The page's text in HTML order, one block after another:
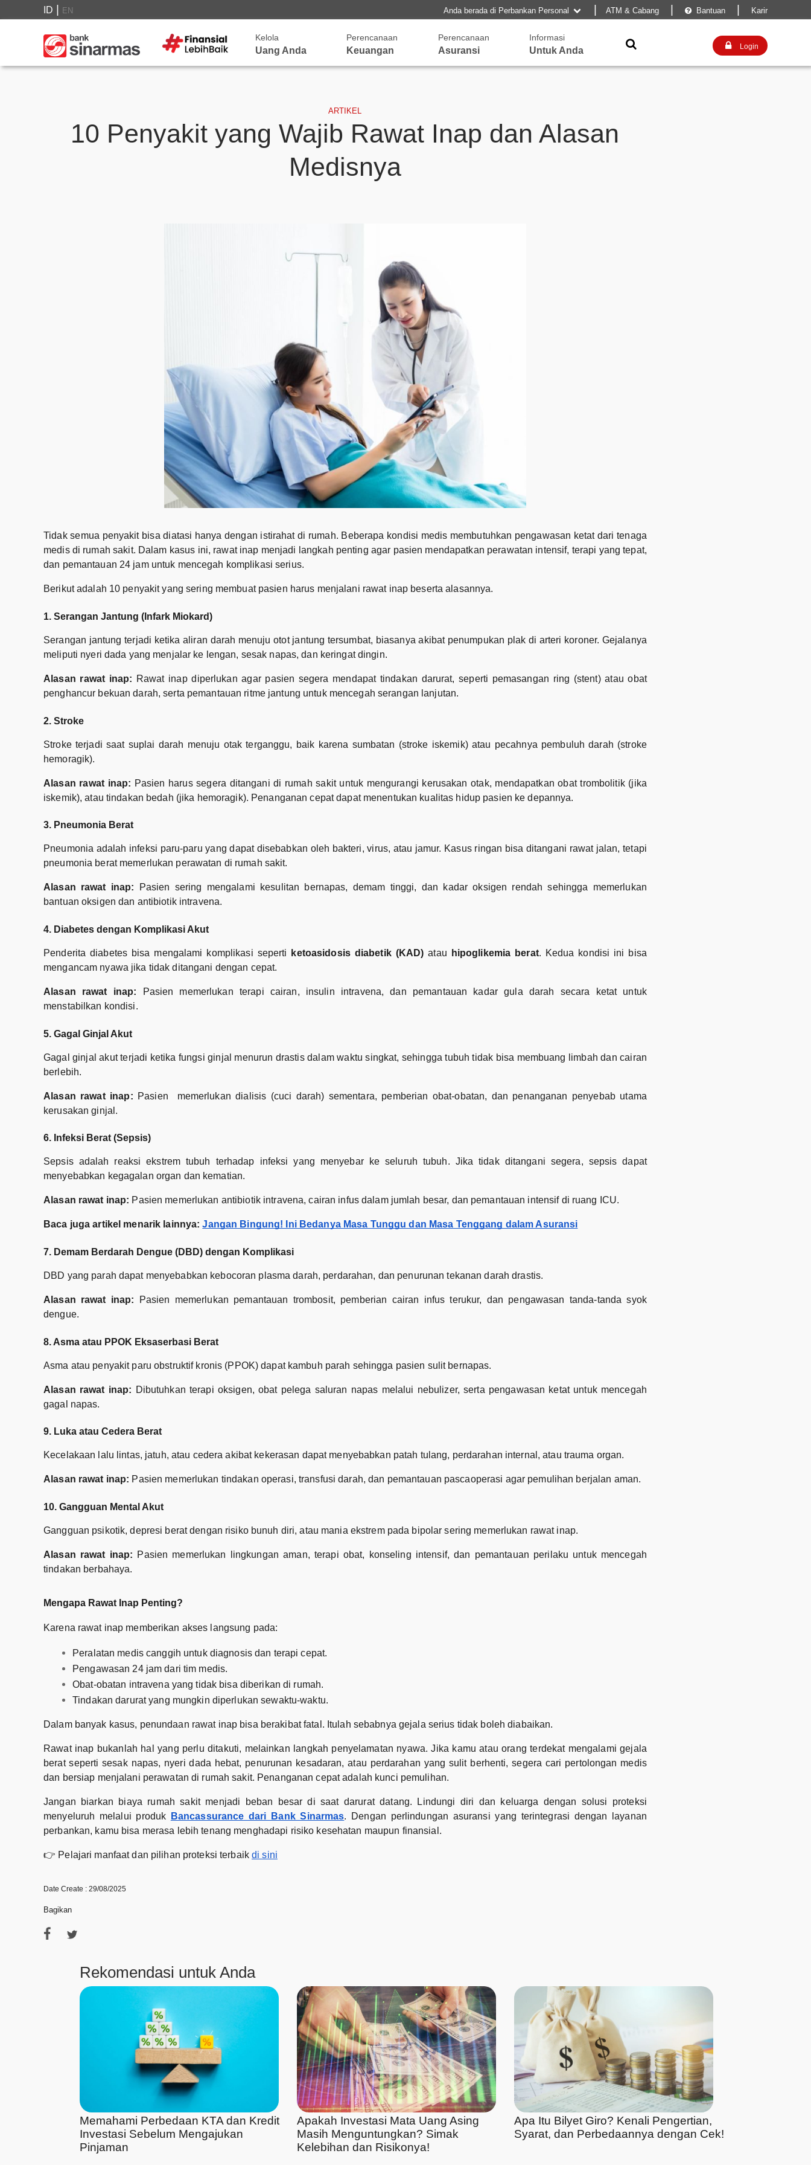
ID EN Anda berada di Perbankan Personal  |ATM & Cabang  Bantuan Karir
Kelola
Uang Anda
Perencanaan
Keuangan
Perencanaan
Asuransi
Informasi
Untuk Anda
  Login
ARTIKEL
10 Penyakit yang Wajib Rawat Inap dan Alasan
Medisnya
Tidak semua penyakit bisa diatasi hanya dengan istirahat di rumah. Beberapa kondisi medis membutuhkan pengawasan ketat dari tenaga
medis di rumah sakit. Dalam kasus ini, rawat inap menjadi langkah penting agar pasien mendapatkan perawatan intensif, terapi yang tepat,
dan pemantauan 24 jam untuk mencegah komplikasi serius.
Berikut adalah 10 penyakit yang sering membuat pasien harus menjalani rawat inap beserta alasannya.
1. Serangan Jantung (Infark Miokard)
Serangan jantung terjadi ketika aliran darah menuju otot jantung tersumbat, biasanya akibat penumpukan plak di arteri koroner. Gejalanya
meliputi nyeri dada yang menjalar ke lengan, sesak napas, dan keringat dingin.
Alasan rawat inap: Rawat inap diperlukan agar pasien segera mendapat tindakan darurat, seperti pemasangan ring (stent) atau obat
penghancur bekuan darah, serta pemantauan ritme jantung untuk mencegah serangan lanjutan.
2. Stroke
Stroke terjadi saat suplai darah menuju otak terganggu, baik karena sumbatan (stroke iskemik) atau pecahnya pembuluh darah (stroke
hemoragik).
Alasan rawat inap: Pasien harus segera ditangani di rumah sakit untuk mengurangi kerusakan otak, mendapatkan obat trombolitik (jika
iskemik), atau tindakan bedah (jika hemoragik). Penanganan cepat dapat menentukan kualitas hidup pasien ke depannya.
3. Pneumonia Berat
Pneumonia adalah infeksi paru-paru yang dapat disebabkan oleh bakteri, virus, atau jamur. Kasus ringan bisa ditangani rawat jalan, tetapi
pneumonia berat memerlukan perawatan di rumah sakit.
Alasan rawat inap: Pasien sering mengalami kesulitan bernapas, demam tinggi, dan kadar oksigen rendah sehingga memerlukan
bantuan oksigen dan antibiotik intravena.
4. Diabetes dengan Komplikasi Akut
Penderita diabetes bisa mengalami komplikasi seperti ketoasidosis diabetik (KAD) atau hipoglikemia berat. Kedua kondisi ini bisa
mengancam nyawa jika tidak ditangani dengan cepat.
Alasan rawat inap: Pasien memerlukan terapi cairan, insulin intravena, dan pemantauan kadar gula darah secara ketat untuk
menstabilkan kondisi.
5. Gagal Ginjal Akut
Gagal ginjal akut terjadi ketika fungsi ginjal menurun drastis dalam waktu singkat, sehingga tubuh tidak bisa membuang limbah dan cairan
berlebih.
Alasan rawat inap: Pasien memerlukan dialisis (cuci darah) sementara, pemberian obat-obatan, dan penanganan penyebab utama
kerusakan ginjal.
6. Infeksi Berat (Sepsis)
Sepsis adalah reaksi ekstrem tubuh terhadap infeksi yang menyebar ke seluruh tubuh. Jika tidak ditangani segera, sepsis dapat
menyebabkan kegagalan organ dan kematian.
Alasan rawat inap: Pasien memerlukan antibiotik intravena, cairan infus dalam jumlah besar, dan pemantauan intensif di ruang ICU.
Baca juga artikel menarik lainnya:Jangan Bingung! Ini Bedanya Masa Tunggu dan Masa Tenggang dalam Asuransi
7. Demam Berdarah Dengue (DBD) dengan Komplikasi
DBD yang parah dapat menyebabkan kebocoran plasma darah, perdarahan, dan penurunan tekanan darah drastis.
Alasan rawat inap: Pasien memerlukan pemantauan trombosit, pemberian cairan infus terukur, dan pengawasan tanda-tanda syok
dengue.
8. Asma atau PPOK Eksaserbasi Berat
Asma atau penyakit paru obstruktif kronis (PPOK) dapat kambuh parah sehingga pasien sulit bernapas.
Alasan rawat inap: Dibutuhkan terapi oksigen, obat pelega saluran napas melalui nebulizer, serta pengawasan ketat untuk mencegah
gagal napas.
9. Luka atau Cedera Berat
Kecelakaan lalu lintas, jatuh, atau cedera akibat kekerasan dapat menyebabkan patah tulang, perdarahan internal, atau trauma organ.
Alasan rawat inap: Pasien memerlukan tindakan operasi, transfusi darah, dan pemantauan pascaoperasi agar pemulihan berjalan aman.
10. Gangguan Mental Akut
Gangguan psikotik, depresi berat dengan risiko bunuh diri, atau mania ekstrem pada bipolar sering memerlukan rawat inap.
Alasan rawat inap: Pasien memerlukan lingkungan aman, terapi obat, konseling intensif, dan pemantauan perilaku untuk mencegah
tindakan berbahaya.
Mengapa Rawat Inap Penting?
Karena rawat inap memberikan akses langsung pada:
Peralatan medis canggih untuk diagnosis dan terapi cepat.
Pengawasan 24 jam dari tim medis.
Obat-obatan intravena yang tidak bisa diberikan di rumah.
Tindakan darurat yang mungkin diperlukan sewaktu-waktu.
Dalam banyak kasus, penundaan rawat inap bisa berakibat fatal. Itulah sebabnya gejala serius tidak boleh diabaikan.
Rawat inap bukanlah hal yang perlu ditakuti, melainkan langkah penyelamatan nyawa. Jika kamu atau orang terdekat mengalami gejala
berat seperti sesak napas, nyeri dada hebat, penurunan kesadaran, atau perdarahan yang sulit berhenti, segera cari pertolongan medis
dan bersiap menjalani perawatan di rumah sakit. Penanganan cepat adalah kunci pemulihan.
Jangan biarkan biaya rumah sakit menjadi beban besar di saat darurat datang. Lindungi diri dan keluarga dengan solusi proteksi
menyeluruh melalui produk
Bancassurance dari Bank Sinarmas. Dengan perlindungan asuransi yang terintegrasi dengan layanan
perbankan, kamu bisa merasa lebih tenang menghadapi risiko kesehatan maupun finansial.
👉 Pelajari manfaat dan pilihan proteksi terbaik di sini
Date Create : 29/08/2025
Bagikan
Rekomendasi untuk Anda
Memahami Perbedaan KTA dan Kredit
Investasi Sebelum Mengajukan
Pinjaman
Apakah Investasi Mata Uang Asing
Masih Menguntungkan? Simak
Kelebihan dan Risikonya!
Apa Itu Bilyet Giro? Kenali Pengertian,
Syarat, dan Perbedaannya dengan Cek!